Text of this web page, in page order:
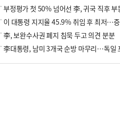
李, 보완수사권 폐지 침묵 두고 의견 분분